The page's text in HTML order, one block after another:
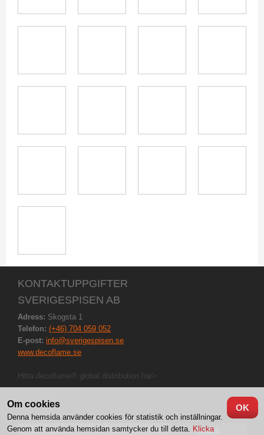
KONTAKTUPPGIFTER
SVERIGESPISEN AB
Adress: Skogsta 1
Telefon: (+46) 704 059 052
E-post: info@sverigespisen.se
www.decoflame.se
Hitta decoflame® global distribution här>
Om cookies
Denna hemsida använder cookies för statistik och inställningar.
Genom att använda hemsidan samtycker du till detta. Klicka
OK